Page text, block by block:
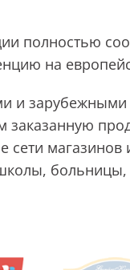
полностью
на
и
заказанную
магазинов
больницы,